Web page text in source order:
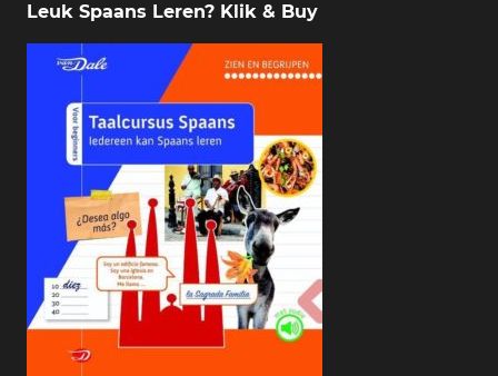
Leuk Spaans Leren? Klik & Buy